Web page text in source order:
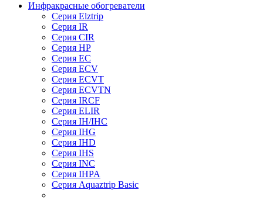
Инфракрасные обогреватели
Серия Elztrip
Серия IR
Серия CIR
Серия HP
Серия EC
Серия ECV
Серия ECVT
Серия ECVTN
Серия IRCF
Серия ELIR
Серия IH/IHC
Серия IHG
Серия IHD
Серия IHS
Серия INC
Серия IHPA
Серия Aquaztrip Basic